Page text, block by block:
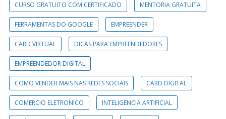
CURSO GRATUITO COM CERTIFICADO MENTORIA GRATUITA
FERRAMENTAS DO GOOGLE EMPREENDER
CARD VIRTUAL DICAS PARA EMPREENDEDORES
EMPREENDEDOR DIGITAL
COMO VENDER MAIS NAS REDES SOCIAIS CARD DIGITAL
COMERCIO ELETRONICO INTELIGENCIA ARTIFICIAL